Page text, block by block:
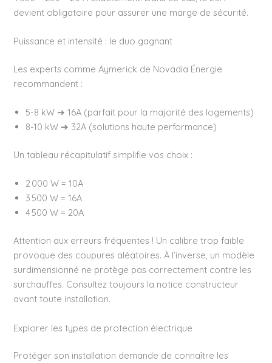
devient obligatoire pour assurer une marge de sécurité.
Puissance et intensité : le duo gagnant
Les experts comme Aymerick de Novadia Énergie
recommandent :
5-8 kW ➔ 16A (parfait pour la majorité des logements)
8-10 kW ➔ 32A (solutions haute performance)
Un tableau récapitulatif simplifie vos choix :
2 000 W = 10A
3 500 W = 16A
4 500 W = 20A
Attention aux erreurs fréquentes ! Un calibre trop faible
provoque des coupures aléatoires. À l’inverse, un modèle
surdimensionné ne protège pas correctement contre les
surchauffes. Consultez toujours la notice constructeur
avant toute installation.
Explorer les types de protection électrique
Protéger son installation demande de connaître les